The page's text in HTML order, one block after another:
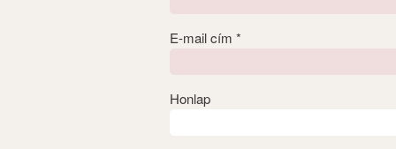
E-mail cím *
Honlap